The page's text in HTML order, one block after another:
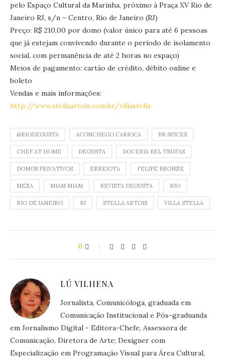
pelo Espaço Cultural da Marinha, próximo à Praça XV Rio de
Janeiro RJ, s/n – Centro, Rio de Janeiro (RJ)
Preço: R$ 210,00 por domo (valor único para até 6 pessoas
que já estejam convivendo durante o período de isolamento
social, com permanência de até 2 horas no espaço)
Meios de pagamento: cartão de crédito, débito online e
boleto
Vendas e mais informações:
http://www.stellaartois.com.br/villastella
@RIODEGUSTA ACONCHEGO CARIOCA BR SPICES
CHEF AT HOME DEGUSTA DOCERIA BEL TRUFAS
DOMOS PRIVATIVOS ERREJOTA FELIPE BRONZE
MEZA MIAM MIAM REVISTA DEGUSTA RIO
RIO DE JANEIRO RJ STELLA ARTOIS VILLA STELLA
0
LÚ VILHENA
Jornalista, Comunicóloga, graduada em
Comunicação Institucional e Pós-graduanda
em Jornalismo Digital - Editora-Chefe, Assessora de
Comunicação, Diretora de Arte; Designer com
Especialização em Programação Visual para Área Cultural,